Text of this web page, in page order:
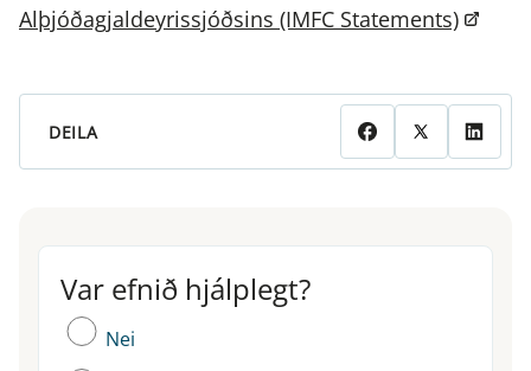
Alþjóðagjaldeyrissjóðsins (IMFC Statements)
DEILA
Var efnið hjálplegt?
Var efnið hjálplegt?
Nei